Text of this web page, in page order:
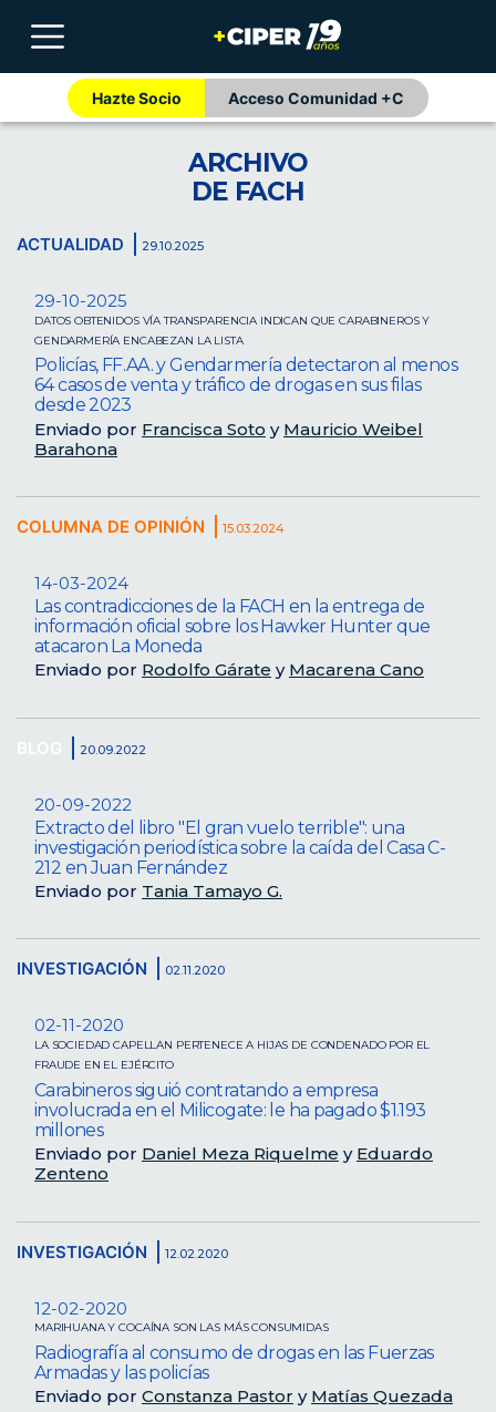
Hazte Socio Acceso Comunidad +C
ARCHIVO
DE FACH
ACTUALIDAD 29.10.2025
29-10-2025
DATOS OBTENIDOS VÍA TRANSPARENCIA INDICAN QUE CARABINEROS Y
GENDARMERÍA ENCABEZAN LA LISTA
Policías, FF.AA. y Gendarmería detectaron al menos
64 casos de venta y tráfico de drogas en sus filas
desde 2023
Enviado por Francisca Soto y Mauricio Weibel
Barahona
COLUMNA DE OPINIÓN 15.03.2024
14-03-2024
Las contradicciones de la FACH en la entrega de
información oficial sobre los Hawker Hunter que
atacaron La Moneda
Enviado por Rodolfo Gárate y Macarena Cano
20.09.2022
20-09-2022
Extracto del libro "El gran vuelo terrible": una
investigación periodística sobre la caída del Casa C-
212 en Juan Fernández
Enviado por Tania Tamayo G.
INVESTIGACIÓN 02.11.2020
02-11-2020
LA SOCIEDAD CAPELLAN PERTENECE A HIJAS DE CONDENADO POR EL
FRAUDE EN EL EJÉRCITO
Carabineros siguió contratando a empresa
involucrada en el Milicogate: le ha pagado $1.193
millones
Enviado por Daniel Meza Riquelme y Eduardo
Zenteno
INVESTIGACIÓN 12.02.2020
12-02-2020
MARIHUANA Y COCAÍNA SON LAS MÁS CONSUMIDAS
Radiografía al consumo de drogas en las Fuerzas
Armadas y las policías
Enviado por Constanza Pastor y Matías Quezada